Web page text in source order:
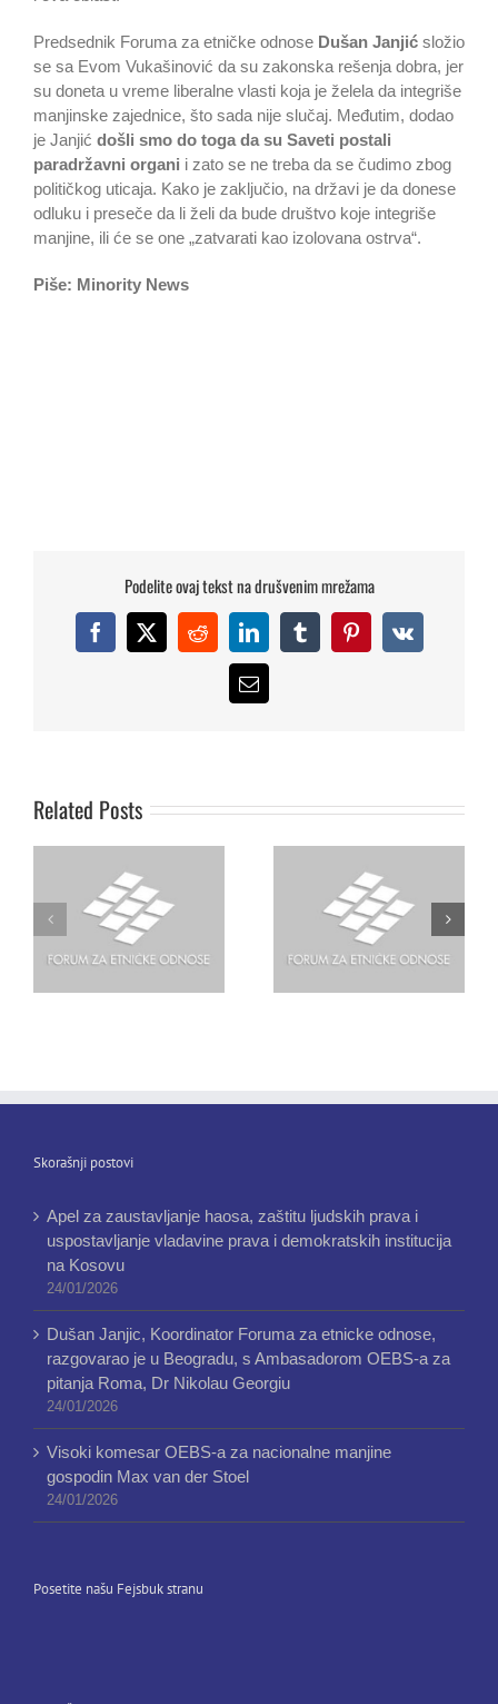
Predsednik Foruma za etničke odnose Dušan Janjić složio
se sa Evom Vukašinović da su zakonska rešenja dobra, jer
su doneta u vreme liberalne vlasti koja je želela da integriše
manjinske zajednice, što sada nije slučaj. Međutim, dodao
je Janjić došli smo do toga da su Saveti postali
paradržavni organi i zato se ne treba da se čudimo zbog
političkog uticaja. Kako je zaključio, na državi je da donese
odluku i preseče da li želi da bude društvo koje integriše
manjine, ili će se one „zatvarati kao izolovana ostrva“.
Piše: Minority News
Podelite ovaj tekst na drušvenim mrežama
Facebook
X RedditLinkedInTumblrPinterest
Vk
Email
Related Posts
demokratsku manjinsku
politiku
pravima
Skorašnji postovi
Apel za zaustavljanje haosa, zaštitu ljudskih prava i
uspostavljanje vladavine prava i demokratskih institucija
na Kosovu
24/01/2026
Dušan Janjic, Koordinator Foruma za etnicke odnose,
razgovarao je u Beogradu, s Ambasadorom OEBS-a za
pitanja Roma, Dr Nikolau Georgiu
24/01/2026
Visoki komesar OEBS-a za nacionalne manjine
gospodin Max van der Stoel
24/01/2026
Posetite našu Fejsbuk stranu